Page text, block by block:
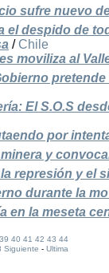
sufre nuevo
el despido de
/ Chile
moviliza al
El S.O.S
por
y
represión y el
durante la
en la meseta
39 40 41 42 43 44
Siguiente -Ultima